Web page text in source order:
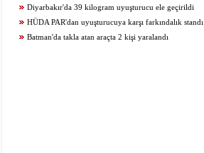
Diyarbakır'da 39 kilogram uyuşturucu ele geçirildi
HÜDA PAR'dan uyuşturucuya karşı farkındalık
olma, hür ol
Batman'da takla atan araçta 2 kişi yaralandı